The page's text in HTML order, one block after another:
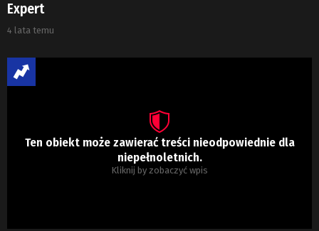
Expert
4 lata temu
Ten obiekt może zawierać treści nieodpowiednie dla
niepełnoletnich.
Kliknij by zobaczyć wpis